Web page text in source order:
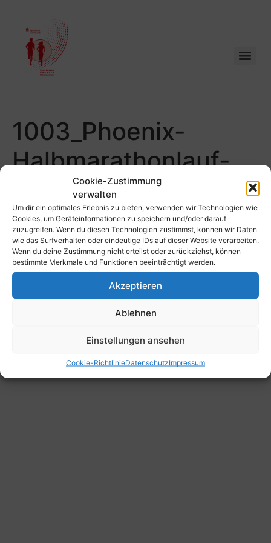
Cookie-Zustimmung
verwalten
Um dir ein optimales Erlebnis zu bieten, verwenden wir Technologien wie
Cookies, um Geräteinformationen zu speichern und/oder darauf
zuzugreifen. Wenn du diesen Technologien zustimmst, können wir Daten
wie das Surfverhalten oder eindeutige IDs auf dieser Website verarbeiten.
Wenn du deine Zustimmung nicht erteilst oder zurückziehst, können
bestimmte Merkmale und Funktionen beeinträchtigt werden.
Akzeptieren
Ablehnen
Einstellungen ansehen
Cookie-RichtlinieDatenschutzImpressum
1003_Phoenix-
Halbmarathonlauf-
Schuetze_167